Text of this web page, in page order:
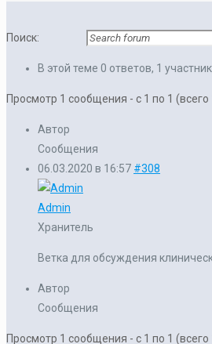
Поиск:
В этой теме 0 ответов, 1
Просмотр 1 сообщения - с 1 по 1 (всего
Автор
Сообщения
06.03.2020 в 16:57 #308
Admin
Хранитель
Ветка для обсуждения
Автор
Сообщения
Просмотр 1 сообщения - с 1 по 1 (всего